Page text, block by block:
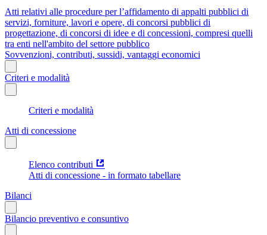
Atti relativi alle procedure per l’affidamento di appalti pubblici di
servizi, forniture, lavori e opere, di concorsi pubblici di
progettazione, di concorsi di idee e di concessioni, compresi quelli
tra enti nell'ambito del settore pubblico
Sovvenzioni, contributi, sussidi, vantaggi economici
Criteri e modalità
Criteri e modalità
Atti di concessione
Elenco contributi
Atti di concessione - in formato tabellare
Bilanci
Bilancio preventivo e consuntivo